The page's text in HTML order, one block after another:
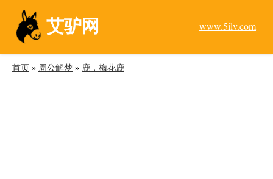
www.5ilv.com
艾驴网
首页 » 周公解梦 » 鹿，梅花鹿